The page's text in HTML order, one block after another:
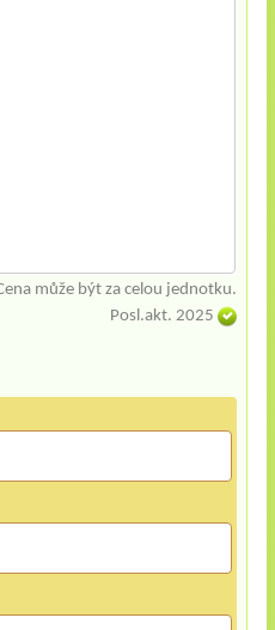
může být za celou jednotku.
Posl.akt. 2025